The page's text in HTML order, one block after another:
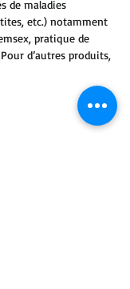
de maladies
etc.) notamment
pratique de
d’autres produits,